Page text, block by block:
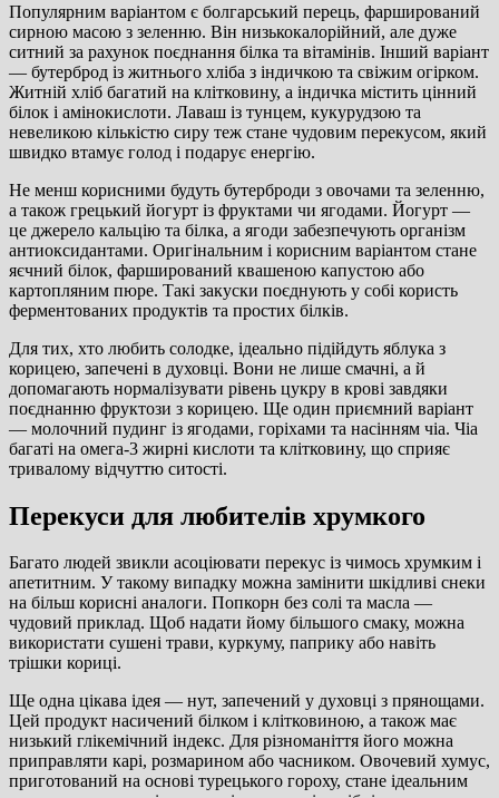
Популярним варіантом є болгарський перець, фарширований
сирною масою з зеленню. Він низькокалорійний, але дуже
ситний за рахунок поєднання білка та вітамінів. Інший варіант
— бутерброд із житнього хліба з індичкою та свіжим огірком.
Житній хліб багатий на клітковину, а індичка містить цінний
білок і амінокислоти. Лаваш із тунцем, кукурудзою та
невеликою кількістю сиру теж стане чудовим перекусом, який
швидко втамує голод і подарує енергію.
Не менш корисними будуть бутерброди з овочами та зеленню,
а також грецький йогурт із фруктами чи ягодами. Йогурт —
це джерело кальцію та білка, а ягоди забезпечують організм
антиоксидантами. Оригінальним і корисним варіантом стане
яєчний білок, фарширований квашеною капустою або
картопляним пюре. Такі закуски поєднують у собі користь
ферментованих продуктів та простих білків.
Для тих, хто любить солодке, ідеально підійдуть яблука з
корицею, запечені в духовці. Вони не лише смачні, а й
допомагають нормалізувати рівень цукру в крові завдяки
поєднанню фруктози з корицею. Ще один приємний варіант
— молочний пудинг із ягодами, горіхами та насінням чіа. Чіа
багаті на омега-3 жирні кислоти та клітковину, що сприяє
тривалому відчуттю ситості.
Перекуси для любителів хрумкого
Багато людей звикли асоціювати перекус із чимось хрумким і
апетитним. У такому випадку можна замінити шкідливі снеки
на більш корисні аналоги. Попкорн без солі та масла —
чудовий приклад. Щоб надати йому більшого смаку, можна
використати сушені трави, куркуму, паприку або навіть
трішки кориці.
Ще одна цікава ідея — нут, запечений у духовці з прянощами.
Цей продукт насичений білком і клітковиною, а також має
низький глікемічний індекс. Для різноманіття його можна
приправляти карі, розмарином або часником. Овочевий хумус,
приготований на основі турецького гороху, стане ідеальним